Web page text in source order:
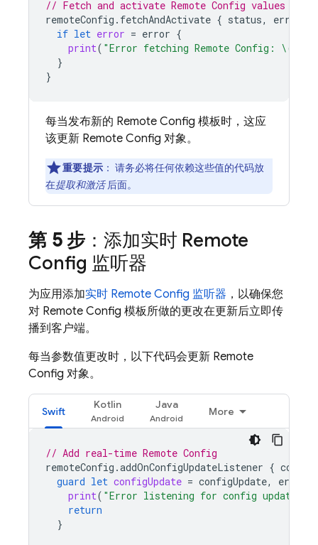
// Fetch and activate Remote Config values
remoteConfig . fetchAndActivate { status, error
if let error = error {
print( "Error fetching Remote Config : \(
}
}
每当发布新的 Remote Config 模板时，这应
该更新 Remote Config 对象。
重要提示 ： 请务必将任何依赖这些值的代码放
在提取和激活后面。
第 5 步 ：添加实时 Remote
Config 监听器
为应用添加实时 Remote Config 监听器 ，以确保您
对 Remote Config 模板所做的更改在更新后立即传
播到客户端。
每当参数值更改时，以下代码会更新 Remote
Config 对象。
Swift
Kotlin Java
More
// Add real-time Remote Config
remoteConfig .addOnConfigUpdateListener {
guard let configUpdate = configUpdate, error
print( "Error listening for config updates:
return
}